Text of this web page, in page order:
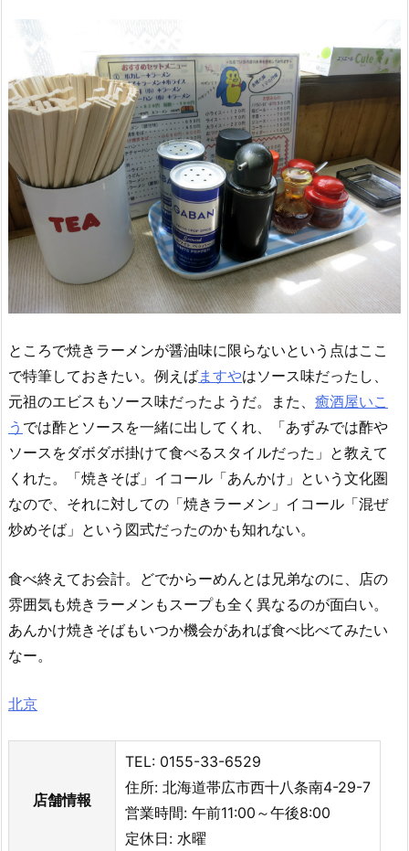
ところで焼きラーメンが醤油味に限らないという点はここ
で特筆しておきたい。例えばますやはソース味だったし、
元祖のエビスもソース味だったようだ。また、 癒酒屋いこ
う では酢とソースを一緒に出してくれ、「あずみでは酢や
ソースをダボダボ掛けて食べるスタイルだった」と教えて
くれた。「焼きそば」イコール「あんかけ」という文化圏
なので、それに対しての「焼きラーメン」イコール「混ぜ
炒めそば」という図式だったのかも知れない。
食べ終えてお会計。どでからーめんとは兄弟なのに、店の
雰囲気も焼きラーメンもスープも全く異なるのが面白い。
あんかけ焼きそばもいつか機会があれば食べ比べてみたい
なー。
北京
店舗情報
TEL: 0155-33-6529
住所: 北海道帯広市西十八条南4-29-7
営業時間: 午前11:00～午後8:00
定休日: 水曜